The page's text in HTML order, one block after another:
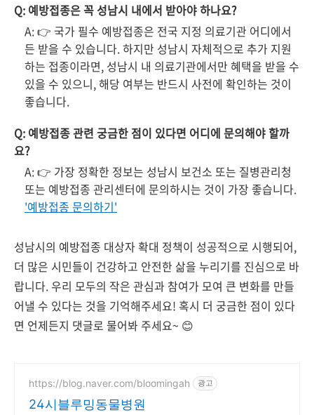
Q: 예방접종은 꼭 성남시 내에서 받아야 하나요?
A: 👉 국가 필수 예방접종은 전국 지정 의료기관 어디에서
든 받을 수 있습니다. 하지만 성남시 자체적으로 추가 지원
하는 접종이라면, 성남시 내 의료기관에서만 혜택을 받을 수
있을 수 있으니, 해당 여부는 반드시 사전에 확인하는 것이
좋습니다.
Q: 예방접종 관련 궁금한 점이 있다면 어디에 문의해야 할까
요?
A: 👉 가장 정확한 정보는 성남시 보건소 또는 질병관리청
또는 예방접종 관리센터에 문의하시는 것이 가장 좋습니다.
'예방접종 문의하기'
성남시의 예방접종 대상자 확대 정책이 성공적으로 시행되어,
더 많은 시민들이 건강하고 안전한 삶을 누리기를 진심으로 바
랍니다. 우리 모두의 작은 관심과 참여가 모여 큰 변화를 만들
어낼 수 있다는 것을 기억해주세요! 혹시 더 궁금한 점이 있다
면 언제든지 댓글로 물어봐 주세요~ 😊
https://blog.naver.com/bloomingah 광고
24시블루밍동물병원